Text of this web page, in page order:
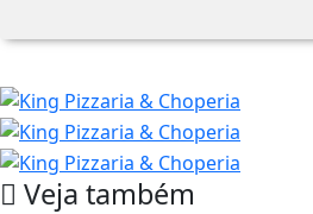
Veja também